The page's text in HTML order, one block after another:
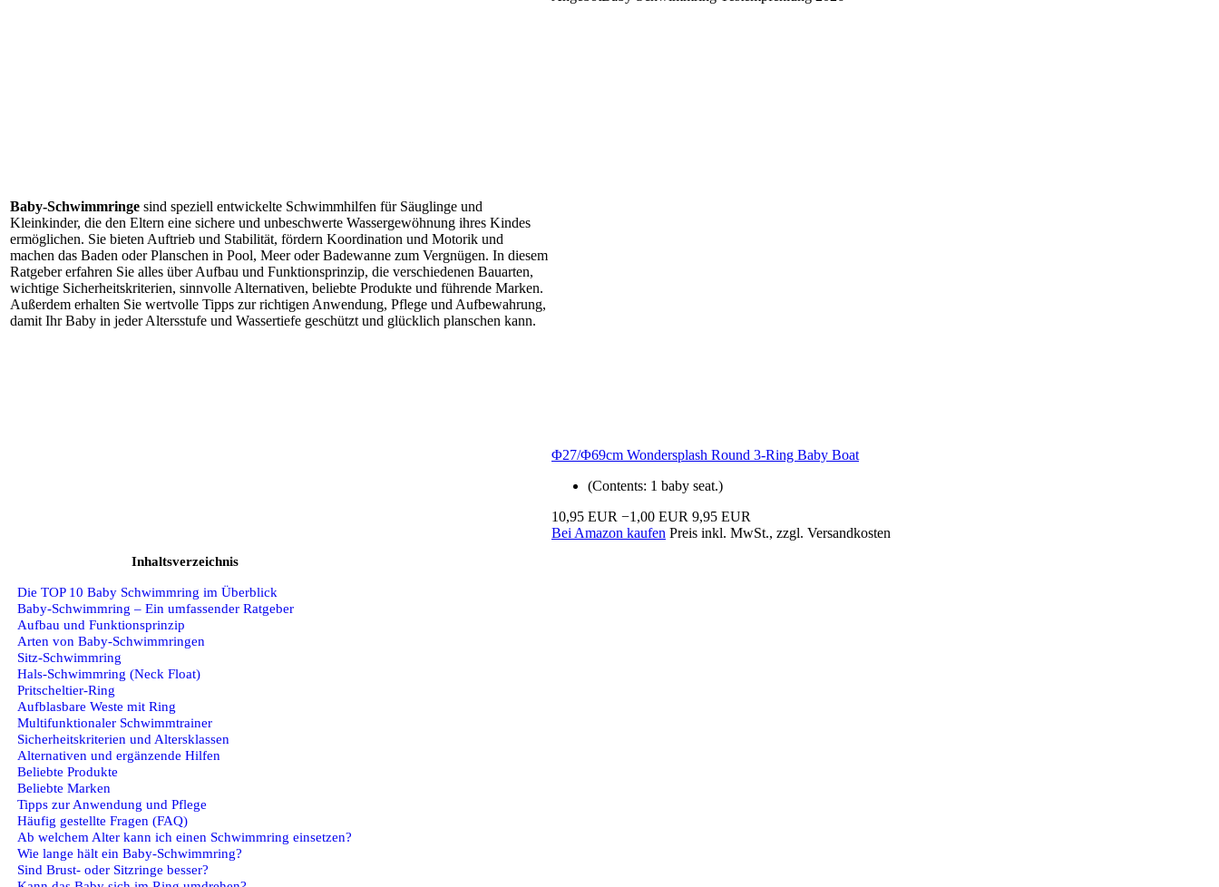
Baby‑Schwimmringe sind speziell entwickelte Schwimmhilfen für Säuglinge und
Kleinkinder, die den Eltern eine sichere und unbeschwerte Wassergewöhnung ihres Kindes
ermöglichen. Sie bieten Auftrieb und Stabilität, fördern Koordination und Motorik und
machen das Baden oder Planschen in Pool, Meer oder Badewanne zum Vergnügen. In diesem
Ratgeber erfahren Sie alles über Aufbau und Funktionsprinzip, die verschiedenen Bauarten,
wichtige Sicherheitskriterien, sinnvolle Alternativen, beliebte Produkte und führende Marken.
Außerdem erhalten Sie wertvolle Tipps zur richtigen Anwendung, Pflege und Aufbewahrung,
damit Ihr Baby in jeder Altersstufe und Wassertiefe geschützt und glücklich planschen kann.
Φ27/Φ69cm Wondersplash Round 3-Ring Baby Boat
(Contents: 1 baby seat.)
10,95 EUR −1,00 EUR 9,95 EUR
Bei Amazon kaufen Preis inkl. MwSt., zzgl. Versandkosten
Inhaltsverzeichnis
Die TOP 10 Baby Schwimmring im Überblick
Baby‑Schwimmring – Ein umfassender Ratgeber
Aufbau und Funktionsprinzip
Arten von Baby‑Schwimmringen
Sitz‑Schwimmring
Hals‑Schwimmring (Neck Float)
Pritscheltier‑Ring
Aufblasbare Weste mit Ring
Multifunktionaler Schwimmtrainer
Sicherheitskriterien und Altersklassen
Alternativen und ergänzende Hilfen
Beliebte Produkte
Beliebte Marken
Tipps zur Anwendung und Pflege
Häufig gestellte Fragen (FAQ)
Ab welchem Alter kann ich einen Schwimmring einsetzen?
Wie lange hält ein Baby‑Schwimmring?
Sind Brust‑ oder Sitzringe besser?